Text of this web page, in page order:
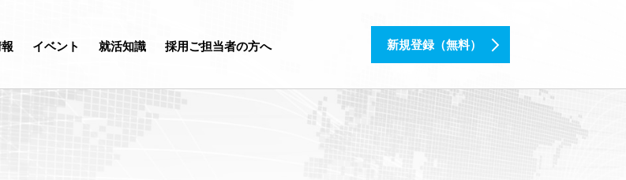
イベント 就活知識 採用ご担当者の方へ 新規登録（無料）